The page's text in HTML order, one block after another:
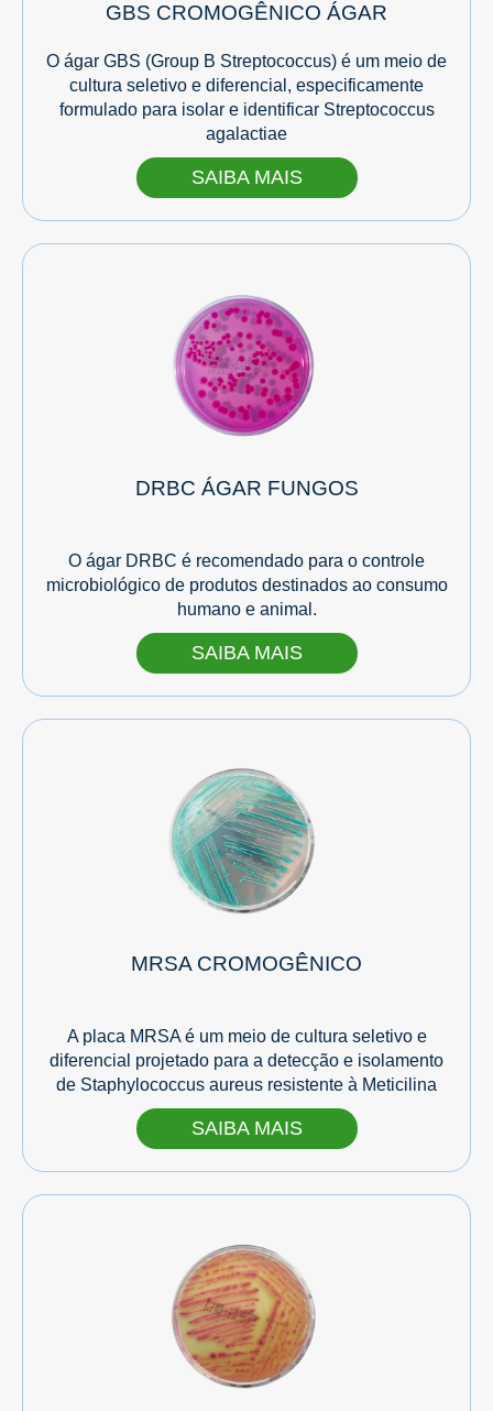
GBS CROMOGÊNICO ÁGAR
O ágar GBS (Group B Streptococcus) é um meio de
cultura seletivo e diferencial, especificamente
formulado para isolar e identificar Streptococcus
agalactiae
SAIBA MAIS
DRBC ÁGAR FUNGOS
O ágar DRBC é recomendado para o controle
microbiológico de produtos destinados ao consumo
humano e animal.
SAIBA MAIS
MRSA CROMOGÊNICO
A placa MRSA é um meio de cultura seletivo e
diferencial projetado para a detecção e isolamento
de Staphylococcus aureus resistente à Meticilina
SAIBA MAIS